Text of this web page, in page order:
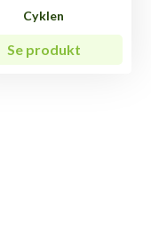
Cyklen
Se produkt